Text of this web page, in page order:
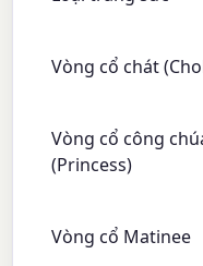
Vòng cổ chát
Vòng cổ công
(Princess)
Vòng cổ Matinee